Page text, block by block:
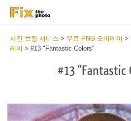
사진 보정 서비스 > 무료 PNG 오버레이 >
레이 > #13 "Fantastic Colors"
#13 "Fantastic